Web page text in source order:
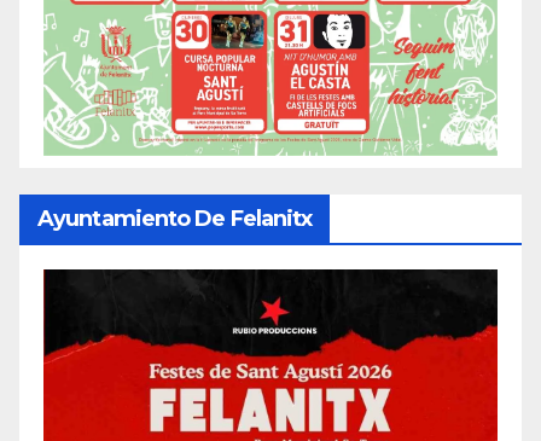
Ayuntamiento De Felanitx